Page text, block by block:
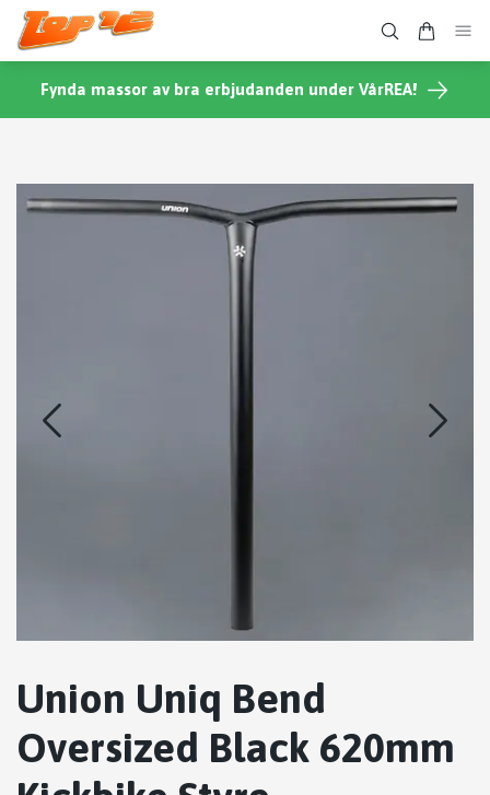
Fynda massor av bra erbjudanden under VårREA!
Union Uniq Bend
Oversized Black 620mm